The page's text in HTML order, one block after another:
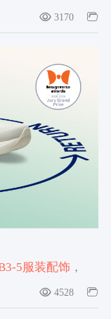
3170
5服装配饰 ，
4528